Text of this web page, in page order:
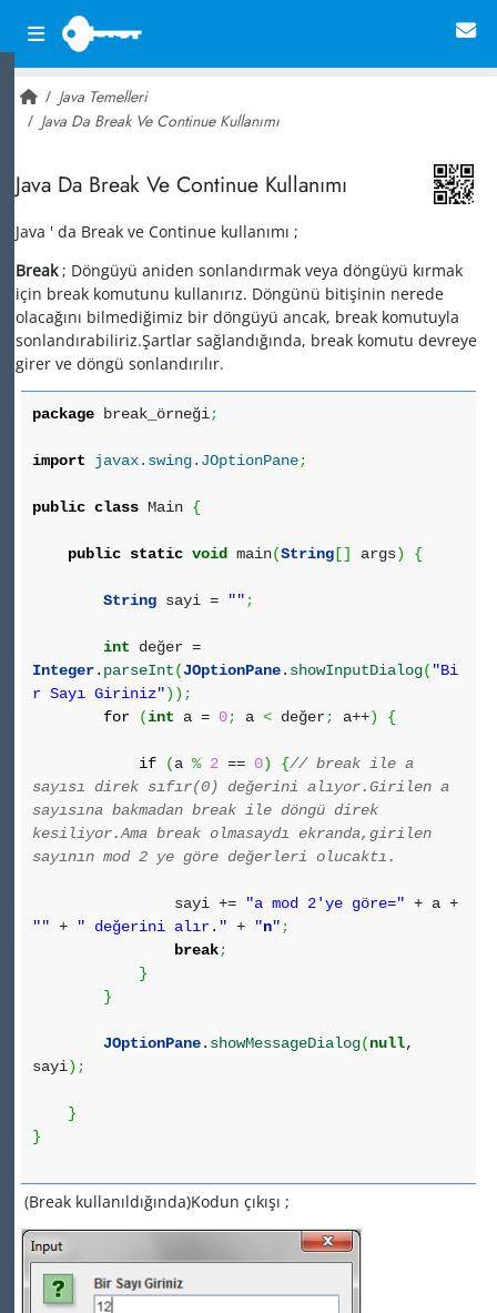
Java Temelleri
Java Da Break Ve Continue Kullanımı
Java Da Break Ve Continue Kullanımı
Java ' da Break ve Continue kullanımı ;
Break; Döngüyü aniden sonlandırmak veya döngüyü kırmak
için break komutunu kullanırız. Döngünü bitişinin nerede
olacağını bilmediğimiz bir döngüyü ancak, break komutuyla
sonlandırabiliriz.Şartlar sağlandığında, break komutu devreye
girer ve döngü sonlandırılır.
package break_örneği;
import javax.swing.JOptionPane;
public class Main {
public static void main(String [] args) {
String sayi = "" ;
int değer =
Integer. parseInt(JOptionPane. showInputDialog( "Bi
r Sayı Giriniz") ) ;
for
(int a = 0; a < değer; a++) {
if (a % 2 == 0) {// break ile a
sayısı direk sıfır(0) değerini alıyor.Girilen a
sayısına bakmadan break ile döngü direk
kesiliyor.Ama break olmasaydı ekranda,girilen
sayının mod 2 ye göre değerleri olucaktı.
sayi += "a mod 2'ye göre=" + a +
"" + " değerini alır." + "n" ;
break;
}
}
JOptionPane. showMessageDialog(null,
sayi) ;
}
}
(Break kullanıldığında)Kodun çıkışı ;